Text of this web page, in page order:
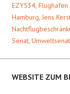
EZY534 Flughafen
Hamburg Jens
Senat
WEBSITE ZUM